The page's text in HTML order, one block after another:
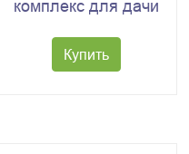
комплекс для дачи
(Фитнес, салатовый/
белый)
Купить